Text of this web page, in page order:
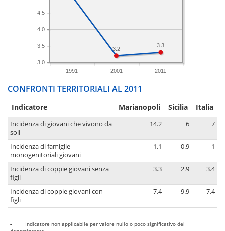
1991 2001 2011
3.0
3.5
4.0
4.5
3.3
3.2
CONFRONTI TERRITORIALI AL 2011
Indicatore Marianopoli Sicilia Italia
Incidenza di giovani che vivono da
soli
14.2 6 7
Incidenza di famiglie
monogenitoriali giovani
1.1 0.9 1
Incidenza di coppie giovani senza
figli
3.3 2.9 3.4
Incidenza di coppie giovani con
figli
7.4 9.9 7.4
-
Indicatore non applicabile per valore nullo o poco significativo del